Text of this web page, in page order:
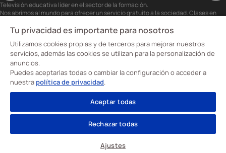
Televisión educativa líder en el sector de la formación.
Nos abrimos al mundo para ofrecer un servicio gratuito a la sociedad. Clases en
eventos, masterclass y recursos para estudiantes…
Utiliza esta plataforma para tu formación ya seas opositor o estés formándote
para conseguir o mejorar tu empleo.
Te invitamos a conocer nuestro contenido a la carta para ver cuándo y dónde
quieras.
Davante Play. #FormaciónEnAbierto
Oposiciones
Formación profesional
Sobre nosotros
Política de cookies
Tu privacidad es importante para nosotros
Utilizamos cookies propias y de terceros para mejorar nuestros
servicios, además las cookies se utilizan para la personalización de
anuncios.
Puedes aceptarlas todas o cambiar la configuración o acceder a
nuestra política de privacidad.
Aceptar todas
Rechazar todas
Ajustes